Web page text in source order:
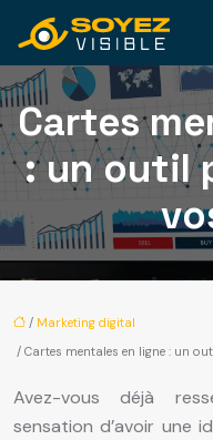
Cartes
: un outil
/ Marketing digital
/ Cartes mentales en ligne : un
Avez-vous déjà
sensation d’avoir une